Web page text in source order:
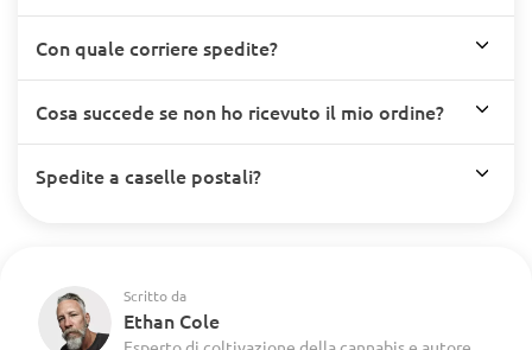
Con quale corriere spedite?
Cosa succede se non ho ricevuto il mio ordine?
Spedite a caselle postali?
Scritto da
Ethan Cole